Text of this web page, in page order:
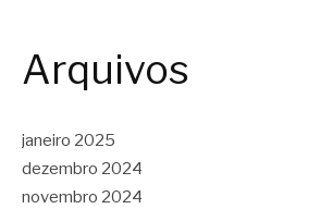
Arquivos
janeiro 2025
dezembro 2024
novembro 2024